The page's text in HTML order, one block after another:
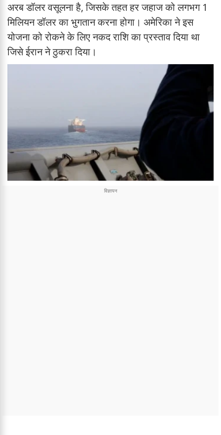
अरब डॉलर वसूलना है, जिसके तहत हर जहाज को लगभग 1
मिलियन डॉलर का भुगतान करना होगा। अमेरिका ने इस
योजना को रोकने के लिए नकद राशि का प्रस्ताव दिया था
जिसे ईरान ने ठुकरा दिया।